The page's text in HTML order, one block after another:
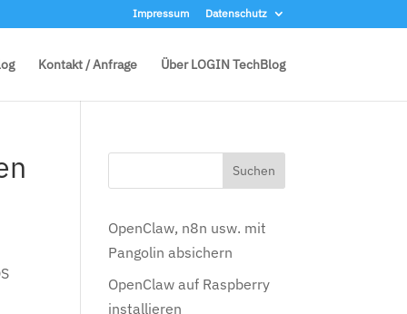
Impressum Datenschutz
Kontakt / Anfrage Über LOGIN TechBlog
OpenClaw, n8n usw. mit
Pangolin absichern
OpenClaw auf Raspberry
installieren